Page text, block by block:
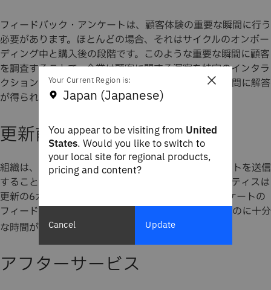
フィードバック・アンケートは、顧客体験の重要な瞬間に行う
必要があります。ほとんどの場合、それはサイクルのオンボー
ディング中と購入後の段階です。このような重要な瞬間に顧客
を調査することで、企業は顧客に関する洞察を特定のインタラ
クションに結び付け、ひいては特定のビジネス上の疑問に解答
が得られます。
更新前
組織は、サブスクリプションの更新期限前にアンケートを送信
することを検討する必要があります。ベスト・プラクティスは
更新の6カ月前です。これだけの期間があれば、アンケートの
フィードバックに対応し、顧客からの不満を軽減するのに十分
な時間が得られるからです。
アフターサービス
×
Your Current Region is:
Japan (Japanese)
You appear to be visiting from United
States. Would you like to switch to
your local site for regional products,
pricing and content?
Cancel Update